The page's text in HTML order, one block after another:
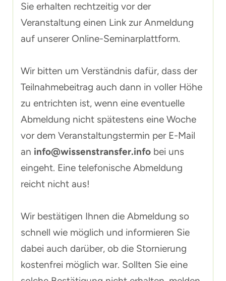
Sie erhalten rechtzeitig vor der
Veranstaltung einen Link zur Anmeldung
auf unserer Online-Seminarplattform.
Wir bitten um Verständnis dafür, dass der
Teilnahmebeitrag auch dann in voller Höhe
zu entrichten ist, wenn eine eventuelle
Abmeldung nicht spätestens eine Woche
vor dem Veranstaltungstermin per E-Mail
an info@wissenstransfer.info bei uns
eingeht. Eine telefonische Abmeldung
reicht nicht aus!
Wir bestätigen Ihnen die Abmeldung so
schnell wie möglich und informieren Sie
dabei auch darüber, ob die Stornierung
kostenfrei möglich war. Sollten Sie eine